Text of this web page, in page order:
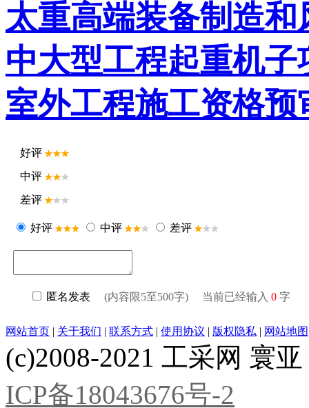
太重高端装备制造
中大型工程起重机
室外工程施工资格
好评
中评
差评
好评 中评 差评
匿名发表 (内容限5至500字) 当前已经输入 0 字
网站首页 | 关于我们 | 联系方式 | 使用协议 | 版权隐私 | 网站地图
(c)2008-2021 工采网 寰
ICP备18043676号-2